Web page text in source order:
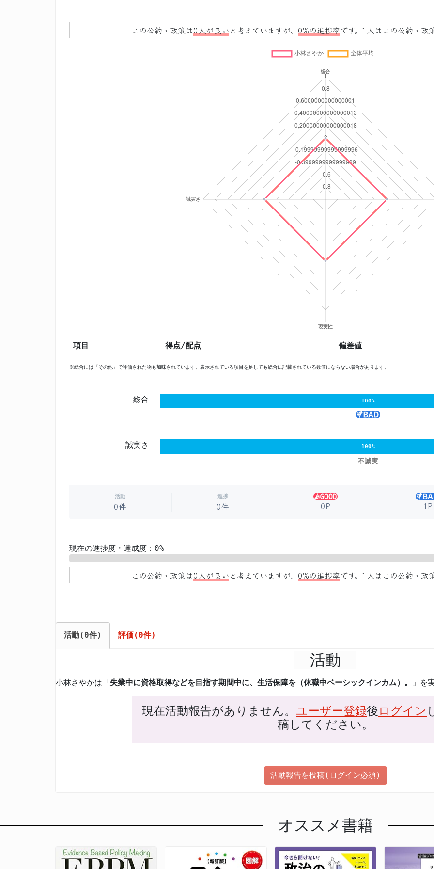
この公約・政策は0人が良い と考えていますが、 0%の進捗率です。1人はこの公約・政
項目 得点/配点 偏差値
※総合には「その他」で評価された物も加味されています。表示されている項目を足しても総合に記載されている数値にならない場合があります。
総合 100%
誠実さ 100%
不誠実
活動
0件
進捗
0件 0P 1P
現在の進捗度・達成度：0%
この公約・政策は0人が良い と考えていますが、 0%の進捗率です。1人はこの公約・政
活動(0件) 評価(0件)
活動
小林さやかは「失業中に資格取得などを目指す期間中に、生活保障を（休職中ベーシックインカム）。 」を
現在活動報告がありません。 ユーザー登録後 ログイン
稿してください。
活動報告を投稿(ログイン必須)
オススメ書籍